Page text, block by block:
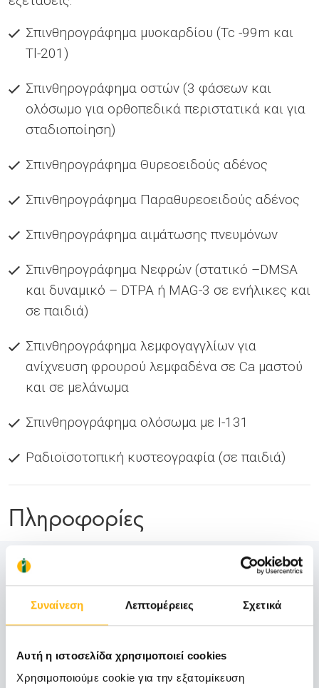
Συναίνεση Λεπτομέρειες Σχετικά
Αυτή η ιστοσελίδα χρησιμοποιεί cookies
Χρησιμοποιούμε cookie για την εξατομίκευση
Σπινθηρογράφημα μυοκαρδίου (Tc -99m και
Tl-201)
Σπινθηρογράφημα οστών (3 φάσεων και
ολόσωμο για ορθοπεδικά περιστατικά και για
σταδιοποίηση)
Σπινθηρογράφημα Θυρεοειδούς αδένος
Σπινθηρογράφημα Παραθυρεοειδούς αδένος
Σπινθηρογράφημα αιμάτωσης πνευμόνων
Σπινθηρογράφημα Νεφρών (στατικό –DMSA
και δυναμικό – DTPA ή MAG-3 σε ενήλικες και
σε παιδιά)
Σπινθηρογράφημα λεμφογαγγλίων για
ανίχνευση φρουρού λεμφαδένα σε Ca μαστού
και σε μελάνωμα
Σπινθηρογράφημα ολόσωμα με I-131
Ραδιοϊσοτοπική κυστεογραφία (σε παιδιά)
Πληροφορίες
Τηλέφωνα επικοινωνίας:
2410 996 070
Ώρες Λειτουργίας: